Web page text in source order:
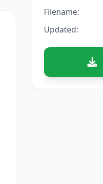
Filename:
Updated: